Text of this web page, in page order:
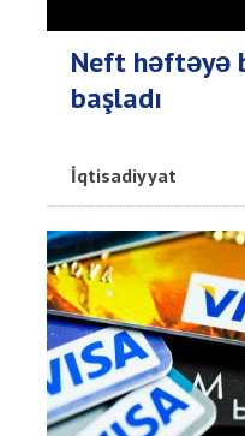
Neft həftəyə
başladı
İqtisadiyyat